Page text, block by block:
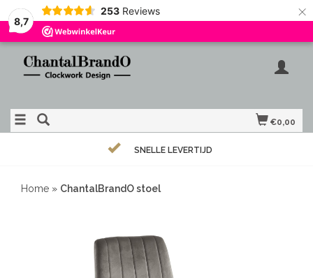
8,7
253 Reviews ×
€0,00
SNELLE LEVERTIJD
Home » ChantalBrandO stoel